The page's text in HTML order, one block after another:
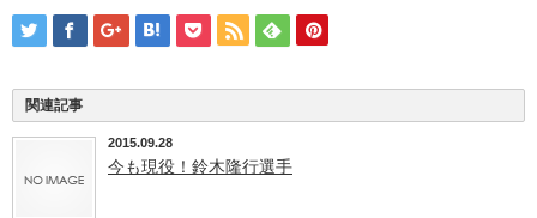
関連記事
2015.09.28
今も現役！鈴木隆行選手